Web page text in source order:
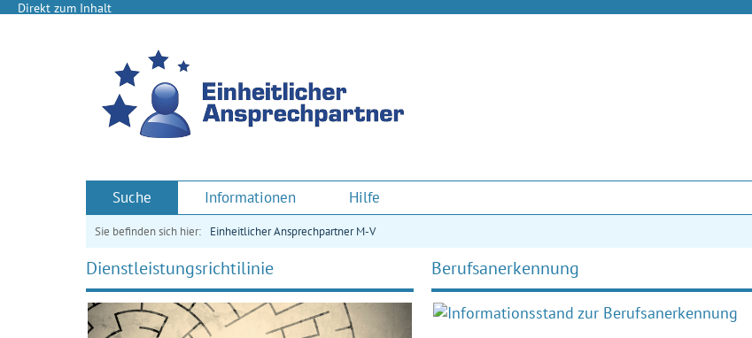
Direkt zum Inhalt
Suche Informationen Hilfe
Sie befinden sich hier: Einheitlicher Ansprechpartner M-V
Dienstleistungsrichtilinie Berufsanerkennung